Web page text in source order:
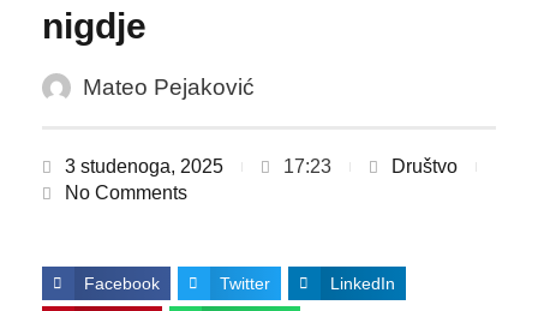
nigdje
Mateo Pejaković
3 studenoga, 2025 17:23
Društvo
No Comments
Facebook Twitter LinkedIn